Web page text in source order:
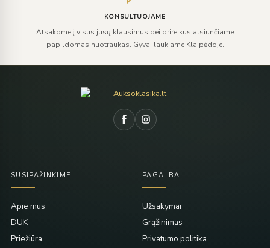
KONSULTUOJAME
Atsakome į visus jūsų klausimus bei prireikus atsiunčiame
papildomas nuotraukas. Gyvai laukiame Klaipėdoje.
SUSIPAŽINKIME
Apie mus
DUK
Priežiūra
PAGALBA
Užsakymai
Grąžinimas
Privatumo politika